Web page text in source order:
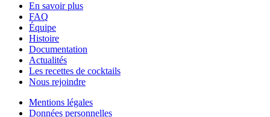
En savoir plus
FAQ
Équipe
Histoire
Documentation
Actualités
Les recettes de cocktails
Nous rejoindre
Mentions légales
Données personnelles